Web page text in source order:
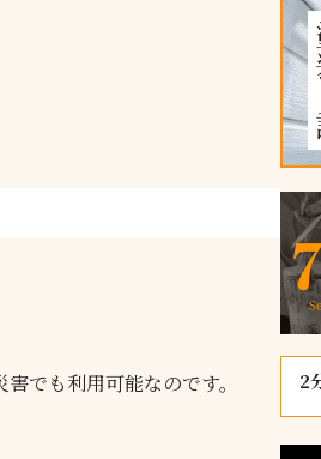
でも利用可能なのです。
2